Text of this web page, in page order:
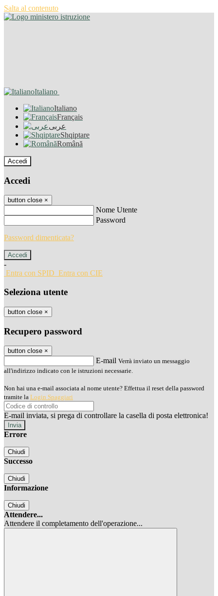
Salta al contenuto
Italiano
Italiano
Français
عربى
Shqiptare
Română
Accedi
Accedi
button close ×
Nome Utente
Password
Password dimenticata?
-
Entra con SPID Entra con CIE
Seleziona utente
button close ×
Recupero password
button close ×
E-mail Verrà inviato un messaggio
all'indirizzo indicato con le istruzioni necessarie.
Non hai una e-mail associata al nome utente? Effettua il reset della password
tramite la Login Spaggiari
E-mail inviata, si prega di controllare la casella di posta elettronica!
Errore
Chiudi
Successo
Chiudi
Informazione
Chiudi
Attendere...
Attendere il completamento dell'operazione...